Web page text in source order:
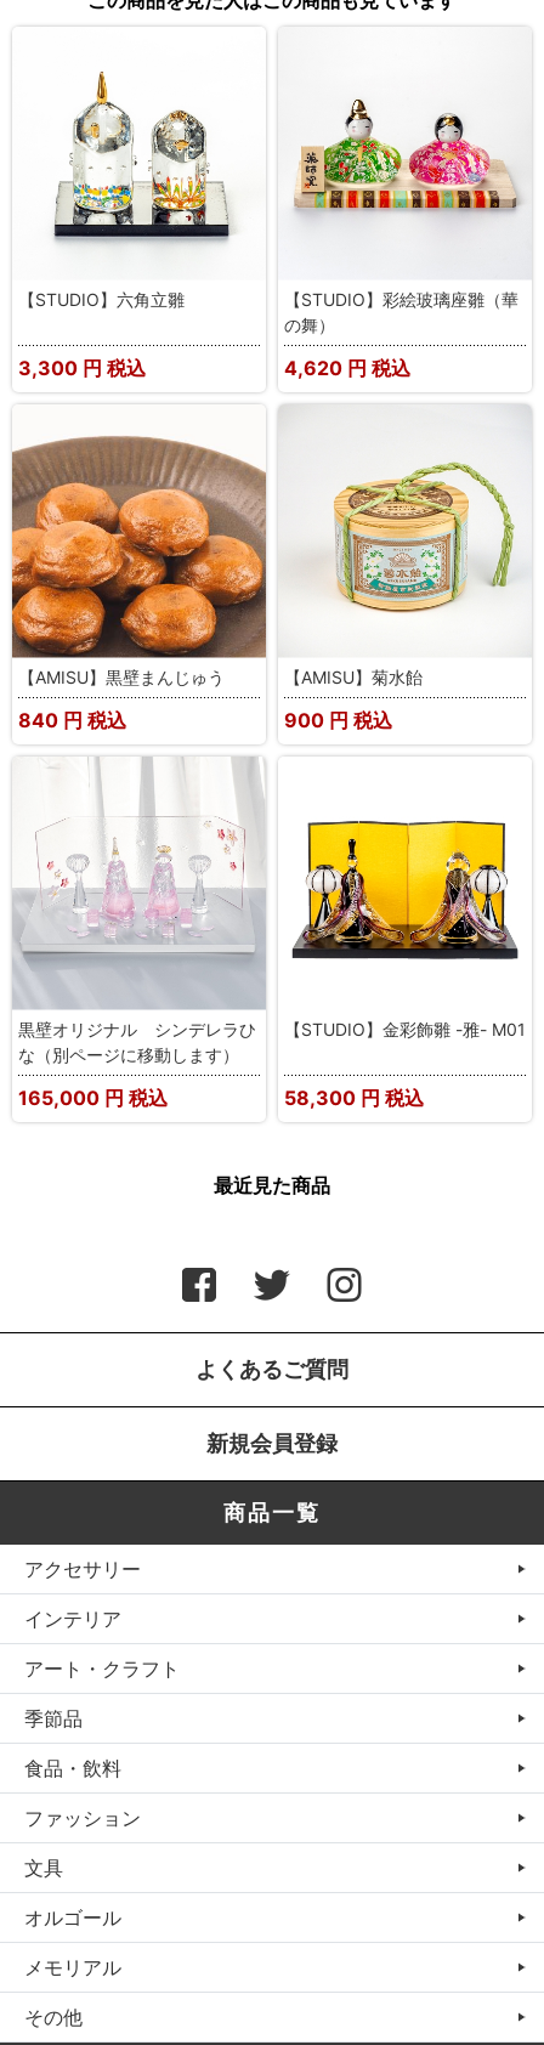
【STUDIO】六角立雛
3,300 円 税込
【STUDIO】彩絵玻璃座雛（華
の舞）
4,620 円 税込
【AMISU】黒壁まんじゅう
840 円 税込
【AMISU】菊水飴
900 円 税込
黒壁オリジナル シンデレラひ
な（別ページに移動します）
165,000 円 税込
【STUDIO】金彩飾雛 -雅- M01
58,300 円 税込
最近見た商品
よくあるご質問
新規会員登録
商品一覧
アクセサリー
インテリア
アート・クラフト
季節品
食品・飲料
ファッション
文具
オルゴール
メモリアル
その他